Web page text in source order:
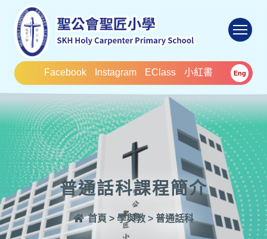
Facebook Instagram EClass 小紅書 Eng
普通話科課程簡介
首頁 > 學與教 > 普通話科